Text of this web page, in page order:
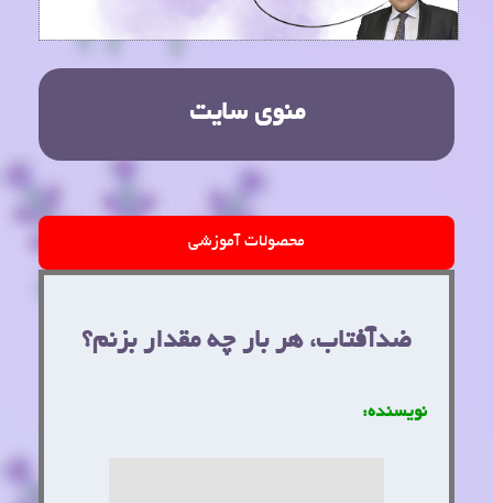
منوی سایت
محصولات آموزشی
ضدآفتاب، هر بار چه مقدار بزنم؟
نویسنده: